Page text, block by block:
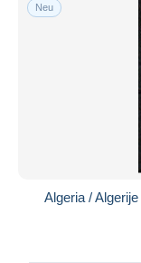
Neu
Algeria /